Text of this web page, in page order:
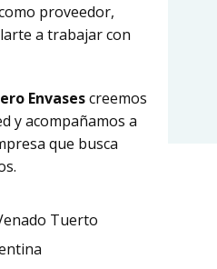
proveedor,
a trabajar con
Envasescreemos
y acompañamos a
que busca
Tuerto